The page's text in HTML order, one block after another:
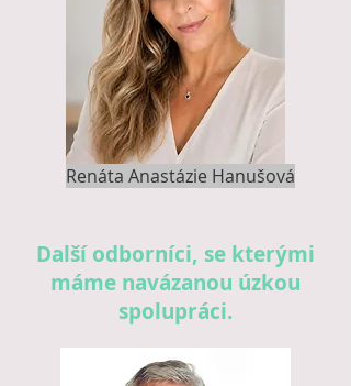
Renáta Anastázie Hanušová
Další odborníci, se kterými
máme navázanou úzkou
spolupráci.